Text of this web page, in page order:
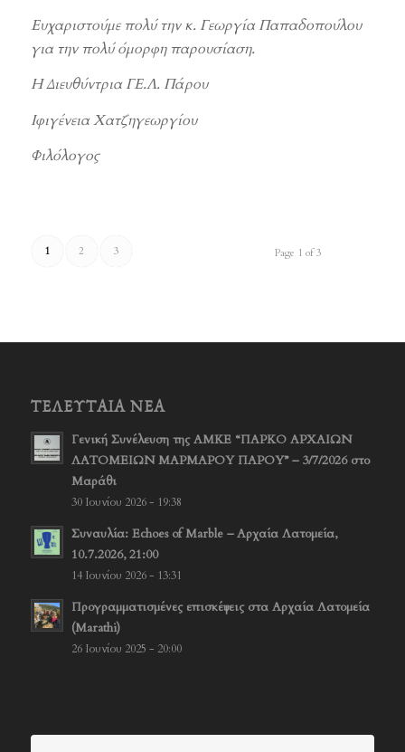
Ευχαριστούμε πολύ την κ. Γεωργία Παπαδοπούλου
για την πολύ όμορφη παρουσίαση.
Η Διευθύντρια ΓΕ.Λ. Πάρου
Ιφιγένεια Χατζηγεωργίου
Φιλόλογος
Page 1 of 3
1 2 3
ΤΕΛΕΥΤΑΊΑ ΝΈΑ
Γενική Συνέλευση της ΑΜΚΕ “ΠΑΡΚΟ ΑΡΧΑΙΩΝ
ΛΑΤΟΜΕΙΩΝ ΜΑΡΜΑΡΟΥ ΠΑΡΟΥ” – 3/7/2026 στο
Μαράθι
30 Ιουνίου 2026 - 19:38
Συναυλία: Echoes of Marble – Αρχαία Λατομεία,
10.7.2026, 21:00
14 Ιουνίου 2026 - 13:31
Προγραμματισμένες επισκέψεις στα Αρχαία Λατομεία
(Marathi)
26 Ιουνίου 2025 - 20:00